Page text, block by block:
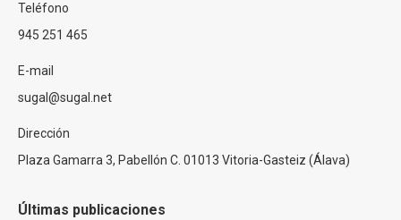
Teléfono
945 251 465
E-mail
sugal@sugal.net
Dirección
Plaza Gamarra 3, Pabellón C. 01013 Vitoria-Gasteiz (Álava)
Últimas publicaciones